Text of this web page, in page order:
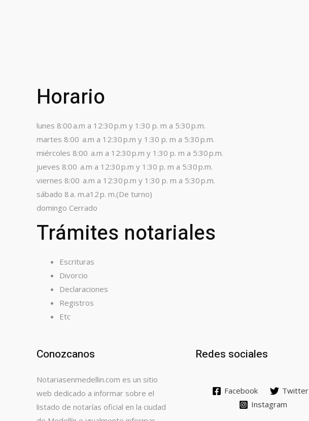
Horario
lunes 8:00 a.m a 12:30 p.m y 1:30 p. m a 5:30 p.m.
martes 8:00 a.m a 12:30 p.m y 1:30 p. m a 5:30 p.m.
miércoles 8:00 a.m a 12:30 p.m y 1:30 p. m a 5:30 p.m.
jueves 8:00 a.m a 12:30 p.m y 1:30 p. m a 5:30 p.m.
viernes 8:00 a.m a 12:30 p.m y 1:30 p. m a 5:30 p.m.
sábado 8 a. m.a12 p. m.(De turno)
domingo Cerrado
Trámites notariales
Escrituras
Divorcio
Declaraciones
Registros
Etc
Conozcanos
Notariasenmedellin.com es un sitio
web dedicado a informar sobre el
listado de notarías oficial en la ciudad
Redes sociales
Facebook
Twitter
Instagram